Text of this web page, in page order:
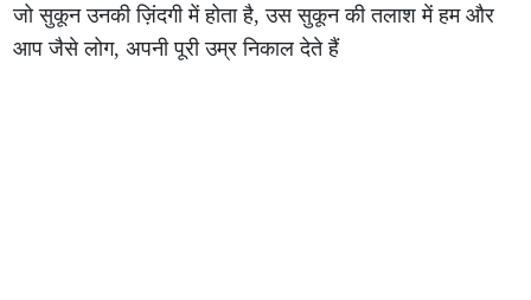
जो सुकून उनकी ज़िंदगी में होता है, उस सुकून की तलाश में हम और
आप जैसे लोग, अपनी पूरी उम्र निकाल देते हैं